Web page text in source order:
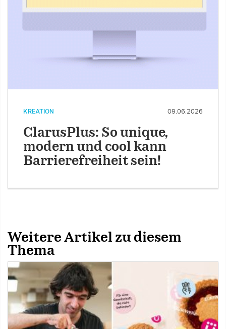
KREATION 09.06.2026
ClarusPlus: So unique,
modern und cool kann
Barrierefreiheit sein!
Weitere Artikel zu diesem
Thema